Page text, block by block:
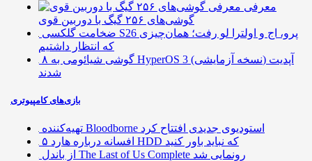
معرفی
گوشی‌های ۲۵۶ گیگ با دوربین قوی
ضخامت گلکسی S26 پرو، اج و اولترا لو رفت؛ همان‌چیزی
که انتظار داشتیم
۸ گوشی شیائومی به HyperOS 3 (نسخه آزمایشی) آپدیت
شدند
بازی‌های کامپیوتری
تهیه‌کننده Bloodborne استودیوی جدیدی افتتاح کرد
۵ افسانه درباره هارد HDD که نباید باور کنید
از باندل The Last of Us Complete رونمایی شد